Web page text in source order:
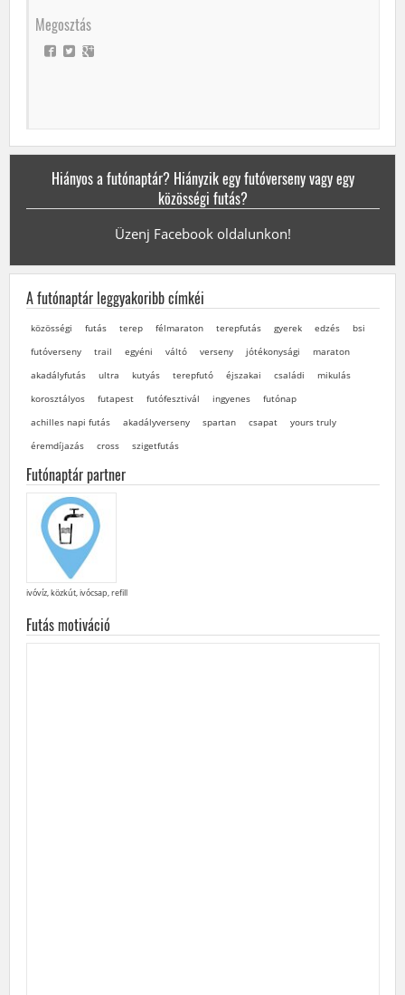
Megosztás
Hiányos a futónaptár? Hiányzik egy futóverseny vagy egy
közösségi futás?
Üzenj Facebook oldalunkon!
A futónaptár leggyakoribb címkéi
közösségi futás terep félmaraton terepfutás gyerek edzés
bsi
futóverseny
trail egyéni váltó verseny jótékonysági
maraton
akadályfutás
ultra kutyás terepfutó éjszakai családi
mikulás
korosztályos
futapest futófesztivál ingyenes
futónap
achilles napi futás
akadályverseny spartan csapat
yours truly
éremdíjazás
cross szigetfutás
Futónaptár partner
ivóvíz, közkút, ivócsap, refill
Futás motiváció